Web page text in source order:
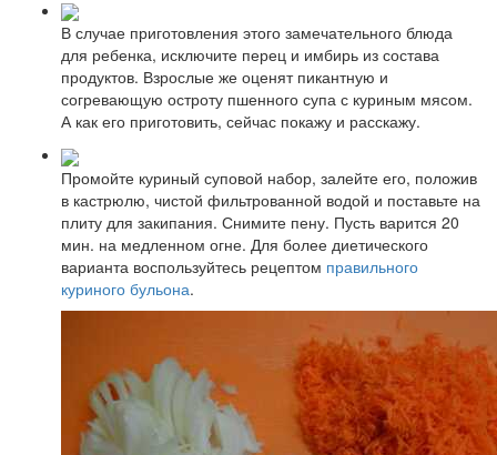
В случае приготовления этого замечательного блюда
для ребенка, исключите перец и имбирь из состава
продуктов. Взрослые же оценят пикантную и
согревающую остроту пшенного супа с куриным мясом.
А как его приготовить, сейчас покажу и расскажу.
Промойте куриный суповой набор, залейте его, положив
в кастрюлю, чистой фильтрованной водой и поставьте на
плиту для закипания. Снимите пену. Пусть варится 20
мин. на медленном огне. Для более диетического
варианта воспользуйтесь рецептом правильного
куриного бульона.